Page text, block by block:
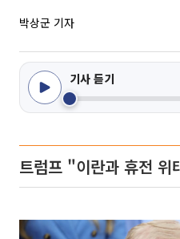
박상군 기자
기사 듣기
트럼프 "이란과 휴전 위